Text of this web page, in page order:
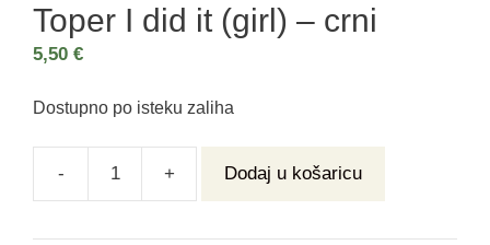
Toper I did it (girl) – crni
5,50 €
Dostupno po isteku zaliha
- + Dodaj u košaricu